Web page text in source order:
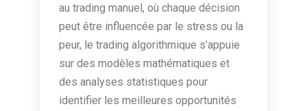
au trading manuel, où chaque décision
peut être influencée par le stress ou la
peur, le trading algorithmique s’appuie
sur des modèles mathématiques et
des analyses statistiques pour
identifier les meilleures opportunités